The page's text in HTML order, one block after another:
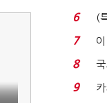
6
(
7
8
9